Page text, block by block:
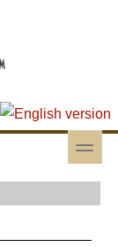
toggle